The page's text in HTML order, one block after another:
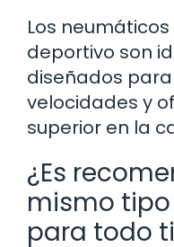
Los
deportivo son
diseñados
velocidades y
superior en la
¿Es
mismo
para todo